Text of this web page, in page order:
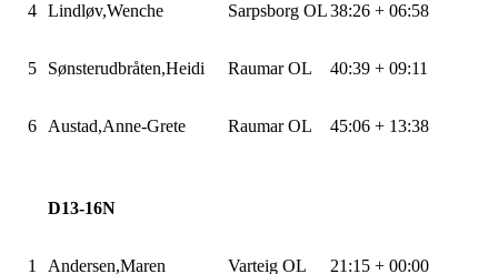
4 Lindløv,Wenche Sarpsborg OL38:26 + 06:58
5 Sønsterudbråten,Heidi Raumar OL 40:39 + 09:11
6 Austad,Anne-Grete Raumar OL 45:06 + 13:38
D13-16N
1 Andersen,Maren Varteig OL 21:15 + 00:00